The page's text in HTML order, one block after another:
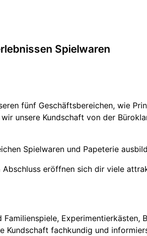
Spielwaren
fünf Geschäftsbereichen, wie
unsere Kundschaft von der
Spielwaren und Papeterie
eröffnen sich dir viele
Experimentierkästen,
Kundschaft fachkundig und